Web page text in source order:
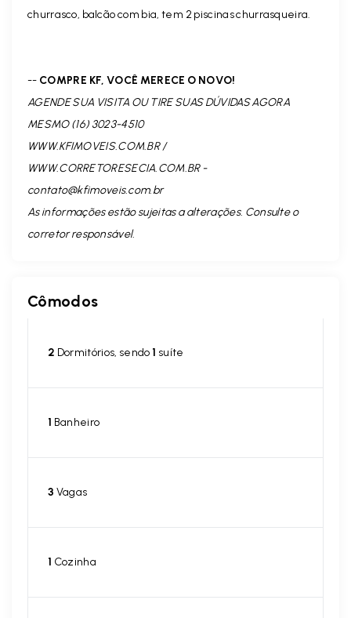
churrasco, balcão com bia, tem 2 piscinas churrasqueira.
-- COMPRE KF, VOCÊ MERECE O NOVO!
AGENDE SUA VISITA OU TIRE SUAS DÚVIDAS AGORA
MESMO (16) 3023-4510
WWW.KFIMOVEIS.COM.BR /
WWW.CORRETORESECIA.COM.BR -
contato@kfimoveis.com.br
As informações estão sujeitas a alterações. Consulte o
corretor responsável.
Cômodos
2 Dormitórios, sendo1 suíte
1 Banheiro
3 Vagas
1 Cozinha